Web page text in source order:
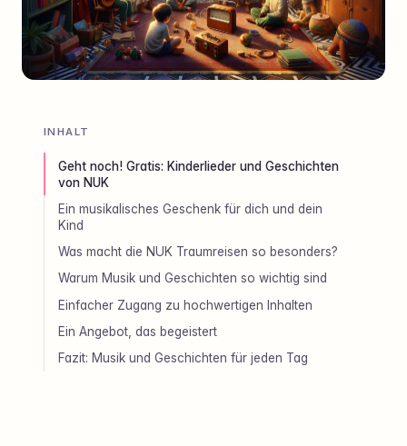
INHALT
Geht noch! Gratis: Kinderlieder und Geschichten
von NUK
Ein musikalisches Geschenk für dich und dein
Kind
Was macht die NUK Traumreisen so besonders?
Warum Musik und Geschichten so wichtig sind
Einfacher Zugang zu hochwertigen Inhalten
Ein Angebot, das begeistert
Fazit: Musik und Geschichten für jeden Tag